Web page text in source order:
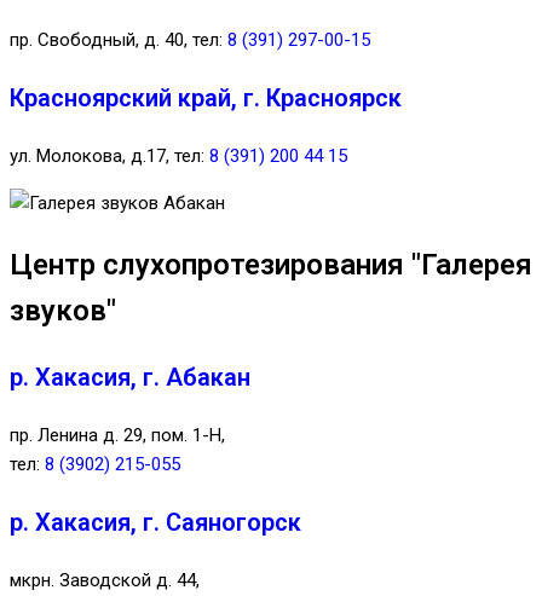
пр. Свободный, д. 40, тел: 8 (391) 297-00-15
Красноярский край, г. Красноярск
ул. Молокова, д.17, тел: 8 (391) 200 44 15
Центр слухопротезирования "Галерея
звуков"
р. Хакасия, г. Абакан
пр. Ленина д. 29, пом. 1-Н,
тел: 8 (3902) 215-055
р. Хакасия, г. Саяногорск
мкрн. Заводской д. 44,